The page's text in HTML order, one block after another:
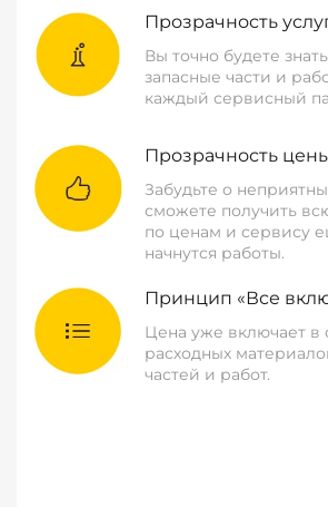
Прозрачность
Вы точно будете
запасные части и
каждый сервисный
Прозрачность
Забудьте о
сможете получить
по ценам и сервису
начнутся работы.
Принцип «Все
Цена уже включает в
расходных
частей и работ.